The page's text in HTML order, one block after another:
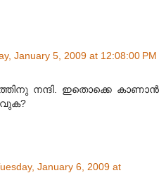
January 5, 2009 at 12:08:00 PM
നന്ദി. ഇതൊക്കെ കാണാന്‍
January 6, 2009 at